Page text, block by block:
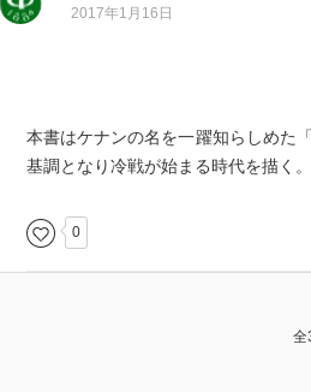
2017年1月16日
本書はケナンの名を一躍知らしめた
基調となり冷戦が始まる時代を描く
0
全